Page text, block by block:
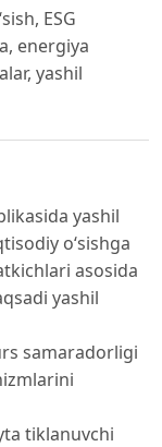
ESG
energiya
yashil
yashil
o‘sishga
asosida
yashil
samaradorligi
tiklanuvchi